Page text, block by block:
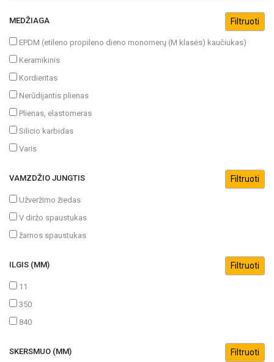
MEDŽIAGA
EPDM (etileno propileno dieno monomerų (M klasės) kaučiukas)
Keramikinis
Kordieritas
Nerūdijantis plienas
Plienas, elastomeras
Silicio karbidas
Varis
VAMZDŽIO JUNGTIS
Užveržimo žiedas
V diržo spaustukas
žarnos spaustukas
ILGIS (MM)
11
350
840
SKERSMUO (MM)